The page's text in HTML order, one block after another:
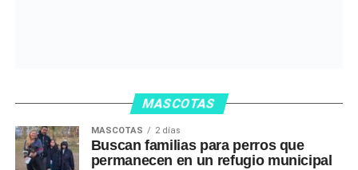
MASCOTAS
MASCOTAS 2 días
Buscan familias para perros que
permanecen en un refugio municipal